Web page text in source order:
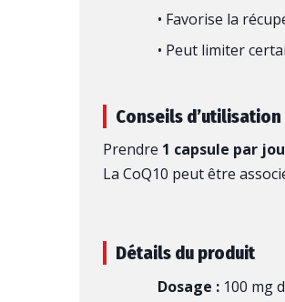
• Favorise la
• Peut limiter
Conseils d’utilisation
Prendre 1 capsule par
La CoQ10 peut être
Détails du produit
Dosage : 100 mg